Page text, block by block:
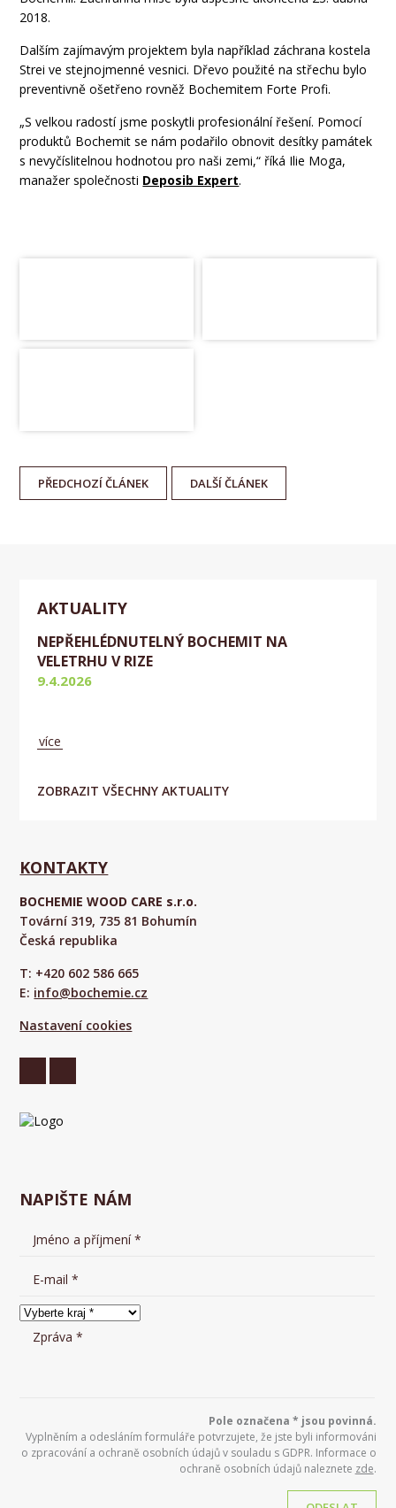
2018.
Dalším zajímavým projektem byla například záchrana kostela
Strei ve stejnojmenné vesnici. Dřevo použité na střechu bylo
preventivně ošetřeno rovněž Bochemitem Forte Profi.
„S velkou radostí jsme poskytli profesionální řešení. Pomocí
produktů Bochemit se nám podařilo obnovit desítky památek
s nevyčíslitelnou hodnotou pro naši zemi,“ říká Ilie Moga,
manažer společnosti Deposib Expert.
PŘEDCHOZÍČLÁNEK DALŠÍČLÁNEK
AKTUALITY
ZOBRAZIT VŠECHNY AKTUALITY
NEPŘEHLÉDNUTELNÝ BOCHEMIT NA
VELETRHU V RIZE
9.4.2026
více
KONTAKTY
BOCHEMIE WOOD CARE s.r.o.
Tovární 319, 735 81 Bohumín
Česká republika
T: +420 602 586 665
E: info@bochemie.cz
Nastavení cookies
NAPIŠTE NÁM
Pole označena * jsou povinná.
Vyplněním a odesláním formuláře potvrzujete, že jste byli informováni
o zpracování a ochraně osobních údajů v souladu s GDPR. Informace o
ochraně osobních údajů naleznete zde.